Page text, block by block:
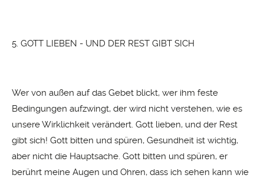
5. GOTT LIEBEN - UND DER REST GIBT SICH
Wer von außen auf das Gebet blickt, wer ihm feste
Bedingungen aufzwingt, der wird nicht verstehen, wie es
unsere Wirklichkeit verändert. Gott lieben, und der Rest
gibt sich! Gott bitten und spüren, Gesundheit ist wichtig,
aber nicht die Hauptsache. Gott bitten und spüren, er
berührt meine Augen und Ohren, dass ich sehen kann wie